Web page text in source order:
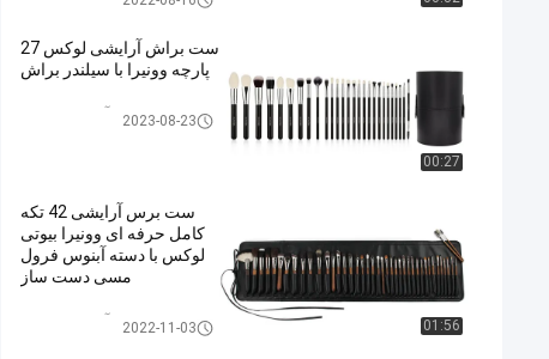
00:27
ست براش آرایشی لوکس 27
پارچه وونیرا با سیلندر براش
مجموعه برس آرایش حرفه ای
2023-08-23
01:56
ست برس آرایشی 42 تکه
کامل حرفه ای وونیرا بیوتی
لوکس با دسته آبنوس فرول
مسی دست ساز
مجموعه برس آرایش حرفه ای
2022-11-03